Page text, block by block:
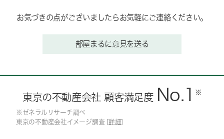
お気づきの点がございましたらお気軽にご連絡ください。
部屋まるに意見を送る
東京の不動産会社 顧客満足度 No.1 ※
※ゼネラルリサーチ調べ
東京の不動産会社イメージ調査 [詳細]